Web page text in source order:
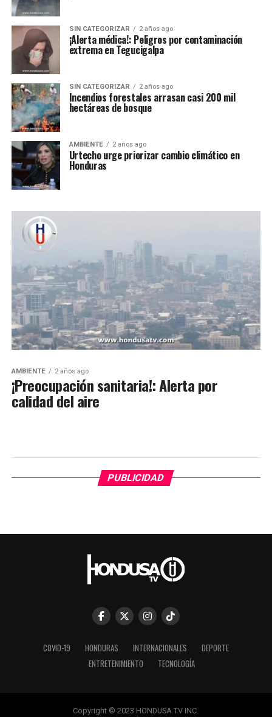
SIN CATEGORIZAR 2 años ago
¡Alerta médica!: Peligros por contaminación
extrema en Tegucigalpa
SIN CATEGORIZAR 2 años ago
Incendios forestales arrasan casi 200 mil
hectáreas de bosque
AMBIENTE 2 años ago
Urtecho urge priorizar cambio climático en
Honduras
AMBIENTE 2 años ago
¡Preocupación sanitaria!: Alerta por
calidad del aire
PUBLICIDAD
COVID-19 HONDURAS INTERNACIONALES
DEPORTE
ENTRETENIMIENTO
TECNOLOGÍA
Copyright © 2023 HONDUSA TV INC.